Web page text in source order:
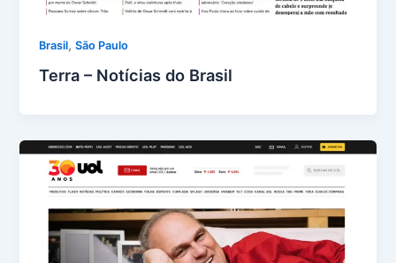
Brasil,São Paulo
Terra – Notícias do Brasil